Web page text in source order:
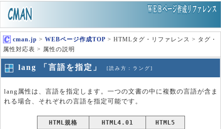
cman.jp > WEBページ作成TOP > HTMLタグ・リファレンス > タグ・
属性対応表 > 属性の説明
lang 「言語を指定」 [読み方：ラング]
lang属性は、言語を指定します。一つの文書の中に複数の言語が含ま
れる場合、それぞれの言語を指定可能です。
HTML規格 HTML4.01 HTML5